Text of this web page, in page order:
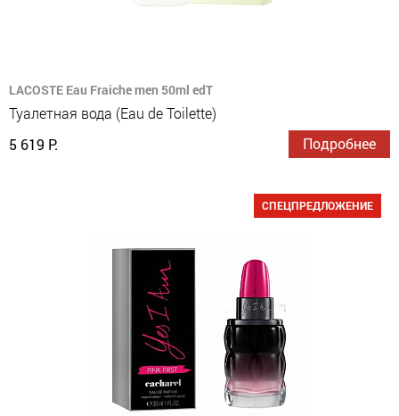
LACOSTE Eau Fraiche men 50ml edT
Туалетная вода (Eau de Toilette)
5 619 Р.
Подробнее
СПЕЦПРЕДЛОЖЕНИЕ